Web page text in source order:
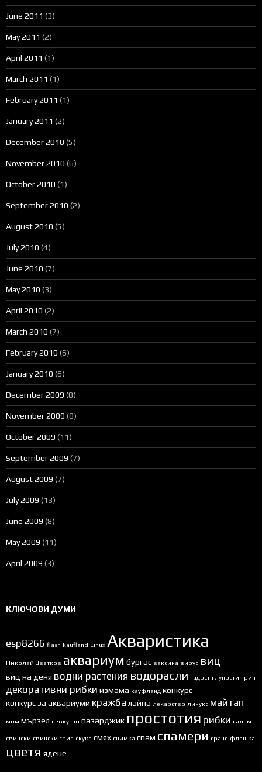
June 2011 (3)
May 2011 (2)
April 2011 (1)
March 2011 (1)
February 2011 (1)
January 2011 (2)
December 2010 (5)
November 2010 (6)
October 2010 (1)
September 2010 (2)
August 2010 (5)
July 2010 (4)
June 2010 (7)
May 2010 (3)
April 2010 (2)
March 2010 (7)
February 2010 (6)
January 2010 (6)
December 2009 (8)
November 2009 (8)
October 2009 (11)
September 2009 (7)
August 2009 (7)
July 2009 (13)
June 2009 (8)
May 2009 (11)
April 2009 (3)
КЛЮЧОВИ ДУМИ
esp8266 flash kaufland Linux Акваристика
Николай Цветков аквариум бургас ваксина вирус виц
виц на деня водни растения водорасли гадост глупости грип
декоративни рибки измама кауфланд конкурс
конкурс за аквариуми кражба лайна лекарство линукс майтап
мом мързел невкусно пазарджик простотия рибки салам
свински свински грип скука смях снимка спам спамери сране флашка
цветя ядене